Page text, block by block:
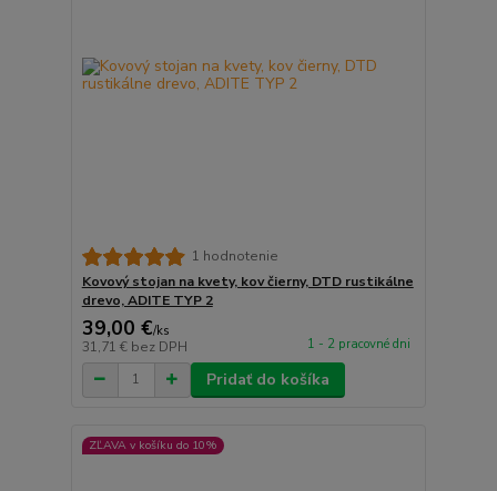
1 hodnotenie
Kovový stojan na kvety, kov čierny, DTD rustikálne
drevo, ADITE TYP 2
39,00 €/ks
31,71 € bez DPH 1 - 2 pracovné dni
Pridať do košíka
ZĽAVA v košíku do 10%